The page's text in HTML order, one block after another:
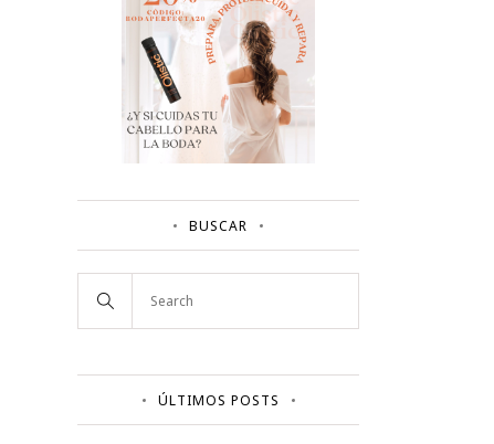
BUSCAR
ÚLTIMOS POSTS